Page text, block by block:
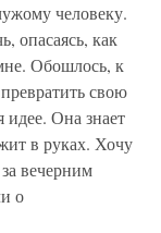
человеку.
опасаясь, как
Обошлось, к
свою
идее. Она знает
в руках. Хочу
вечерним
о